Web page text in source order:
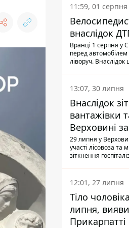
11:59, 01 серпня
внаслідок
Вранці 1 серпня у
перед
ліворуч. Внаслідок
13:07, 30 липня
Внаслідок
вантажівки
Верховині
пасажирка,
лікарні
29 липня у
участі лісовоза та
зіткнення
Також травми
автомобіля.
12:01, 27 липня
Тіло
липня,
Прикарпатті